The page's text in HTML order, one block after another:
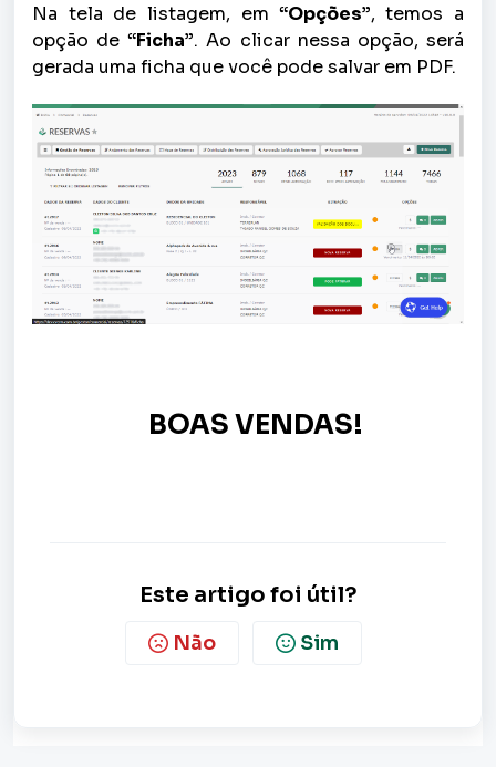
Na tela de listagem, em “Opções”, temos a
opção de“Ficha”. Ao clicar nessa opção, será
gerada uma ficha que você pode salvar em PDF.
BOAS VENDAS!
Este artigo foi útil?
Não Sim